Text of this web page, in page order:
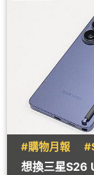
#購物月報
想換三星S26